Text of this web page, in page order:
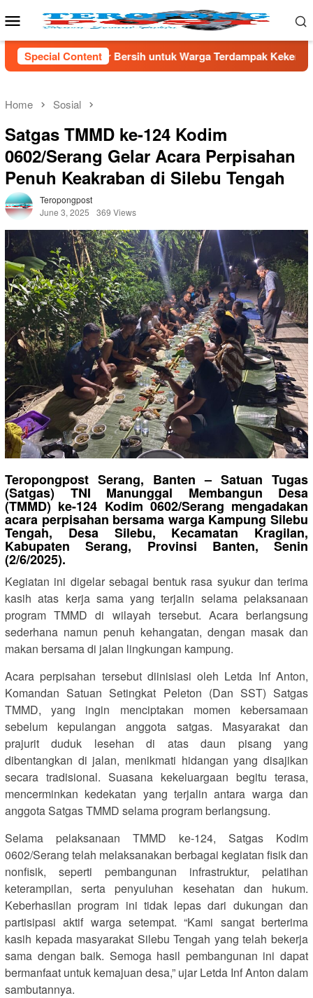
to
Mobile
Menu
Special Content
Bersih untuk Warga Terdampak Kekeringan di Kecamatan
Home Sosial
Satgas TMMD ke-124 Kodim
0602/Serang Gelar Acara Perpisahan
Penuh Keakraban di Silebu Tengah
Teropongpost
June 3, 2025
369 Views
Teropongpost Serang, Banten – Satuan Tugas
(Satgas) TNI Manunggal Membangun Desa
(TMMD) ke-124 Kodim 0602/Serang mengadakan
acara perpisahan bersama warga Kampung Silebu
Tengah, Desa Silebu, Kecamatan Kragilan,
Kabupaten Serang, Provinsi Banten, Senin
(2/6/2025).
Kegiatan ini digelar sebagai bentuk rasa syukur dan terima
kasih atas kerja sama yang terjalin selama pelaksanaan
program TMMD di wilayah tersebut. Acara berlangsung
sederhana namun penuh kehangatan, dengan masak dan
makan bersama di jalan lingkungan kampung.
Acara perpisahan tersebut diinisiasi oleh Letda Inf Anton,
Komandan Satuan Setingkat Peleton (Dan SST) Satgas
TMMD, yang ingin menciptakan momen kebersamaan
sebelum kepulangan anggota satgas. Masyarakat dan
prajurit duduk lesehan di atas daun pisang yang
dibentangkan di jalan, menikmati hidangan yang disajikan
secara tradisional. Suasana kekeluargaan begitu terasa,
mencerminkan kedekatan yang terjalin antara warga dan
anggota Satgas TMMD selama program berlangsung.
Selama pelaksanaan TMMD ke-124, Satgas Kodim
0602/Serang telah melaksanakan berbagai kegiatan fisik dan
nonfisik, seperti pembangunan infrastruktur, pelatihan
keterampilan, serta penyuluhan kesehatan dan hukum.
Keberhasilan program ini tidak lepas dari dukungan dan
partisipasi aktif warga setempat. “Kami sangat berterima
kasih kepada masyarakat Silebu Tengah yang telah bekerja
sama dengan baik. Semoga hasil pembangunan ini dapat
bermanfaat untuk kemajuan desa,” ujar Letda Inf Anton dalam
sambutannya.